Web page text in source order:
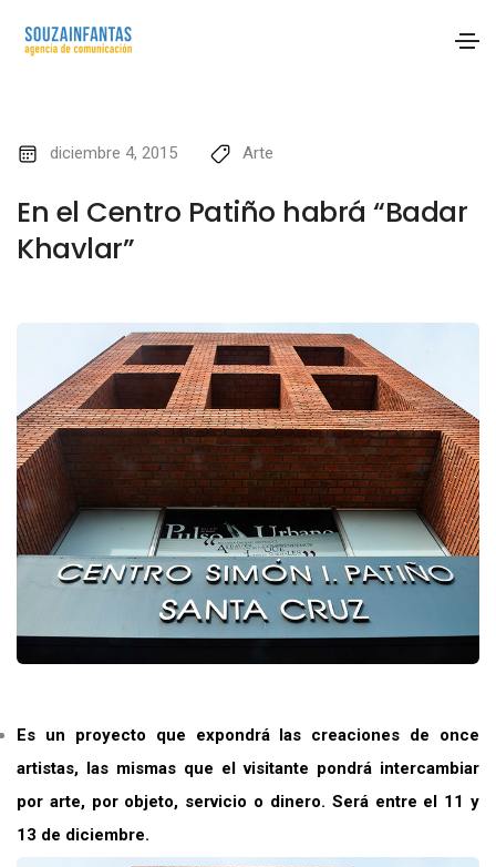
diciembre 4, 2015 Arte
En el Centro Patiño habrá “Badar
Khavlar”
Es un proyecto que expondrá las creaciones de once
artistas, las mismas que el visitante pondrá intercambiar
por arte, por objeto, servicio o dinero. Será entre el 11 y
13 de diciembre.